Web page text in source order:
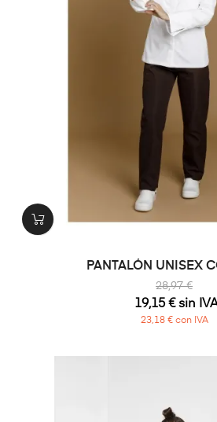
PANTALÓN UNISEX
28,97 €
19,15 € sin
23,18 € con IVA